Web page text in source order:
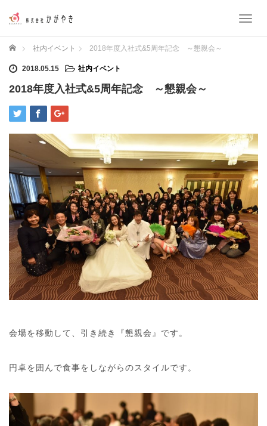
T
g
a
t
i
o
ホーム 社内イベント 2018年度入社式&5周年記念 ～懇親会～
2018.05.15 社内イベント
2018年度入社式&5周年記念 ～懇親会～
会場を移動して、引き続き『懇親会』です。
円卓を囲んで食事をしながらのスタイルです。